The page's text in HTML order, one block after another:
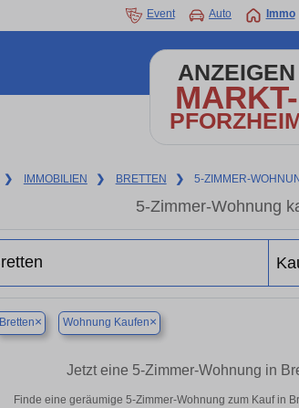
Event Auto Immo
ANZEIGEN
MARKT-
❯ IMMOBILIEN ❯ BRETTEN ❯ 5-ZIMMER-
5-Zimmer-Wohnung
Bretten× Wohnung Kaufen×
Jetzt eine 5-Zimmer-Wohnung in
Finde eine geräumige 5-Zimmer-Wohnung zum Kauf in